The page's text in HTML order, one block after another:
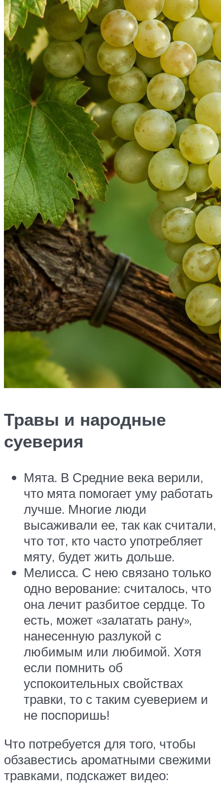
Травы и народные
суеверия
Мята. В Средние века верили,
что мята помогает уму работать
лучше. Многие люди
высаживали ее, так как считали,
что тот, кто часто употребляет
мяту, будет жить дольше.
Мелисса. С нею связано только
одно верование: считалось, что
она лечит разбитое сердце. То
есть, может «залатать рану»,
нанесенную разлукой с
любимым или любимой. Хотя
если помнить об
успокоительных свойствах
травки, то с таким суеверием и
не поспоришь!
Что потребуется для того, чтобы
обзавестись ароматными свежими
травками, подскажет видео: